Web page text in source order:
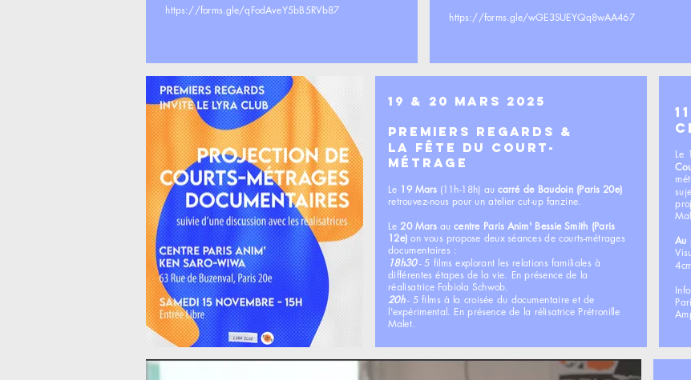
https://forms.gle/qFodAveY5bB5RVb87
https://forms.gle/wGE3SUEYQq8wAA467
19 & 20 MARS 2025
Premiers regards &
la fête du court-
métraGE
Le 19 Mars(11h-18h) aucarré de Baudoin (Paris 20e)
retrouvez-nous pour un atelier cut-up fanzine.
Le 20 Marsaucentre Paris Anim' Bessie Smith (Paris
12e) on vous propose deux séances de courts-métrages
documentaires :
18h30- 5 films explorant les relations familiales à
différentes étapes de la vie. En présence de la
réalisatrice Fabiola Schwob.
20h- 5 films à la croisée du documentaire et de
l'expérimental. En présence de la rélisatrice Prétronille
Malet.
Le
Au